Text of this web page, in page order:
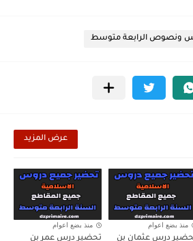
ونصوص الرابعة متوسط
عرض المزيد
منذ بضع اعوام
درس عثمان بن
منذ بضع اعوام
تحضير درس عمر بن